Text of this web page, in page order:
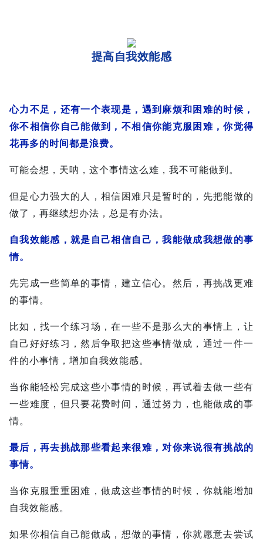
提高自我效能感
心力不足，还有一个表现是，遇到麻烦和困难的时候，
你不相信你自己能做到，不相信你能克服困难，你觉得
花再多的时间都是浪费。
可能会想，天呐，这个事情这么难，我不可能做到。
但是心力强大的人，相信困难只是暂时的，先把能做的
做了，再继续想办法，总是有办法。
自我效能感，就是自己相信自己，我能做成我想做的事
情。
先完成一些简单的事情，建立信心。然后，再挑战更难
的事情。
比如，找一个练习场，在一些不是那么大的事情上，让
自己好好练习，然后争取把这些事情做成，通过一件一
件的小事情，增加自我效能感。
当你能轻松完成这些小事情的时候，再试着去做一些有
一些难度，但只要花费时间，通过努力，也能做成的事
情。
最后，再去挑战那些看起来很难，对你来说很有挑战的
事情。
当你克服重重困难，做成这些事情的时候，你就能增加
自我效能感。
如果你相信自己能做成，想做的事情，你就愿意去尝试